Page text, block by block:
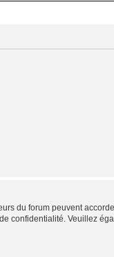
du forum peuvent
confidentialité. Veuillez